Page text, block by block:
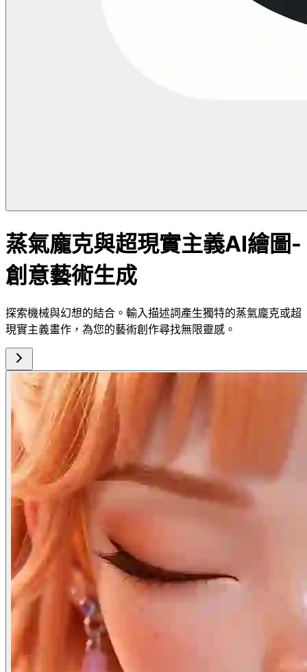
蒸氣龐克與超現實主義AI繪圖-
創意藝術生成
探索機械與幻想的結合。輸入描述詞產生獨特的蒸氣龐克或超
現實主義畫作，為您的藝術創作尋找無限靈感。